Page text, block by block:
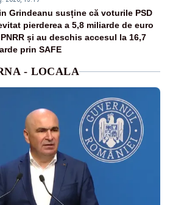
Grindeanu susține că voturile PSD
pierderea a 5,8 miliarde de euro
și au deschis accesul la 16,7
prin SAFE
- LOCALA